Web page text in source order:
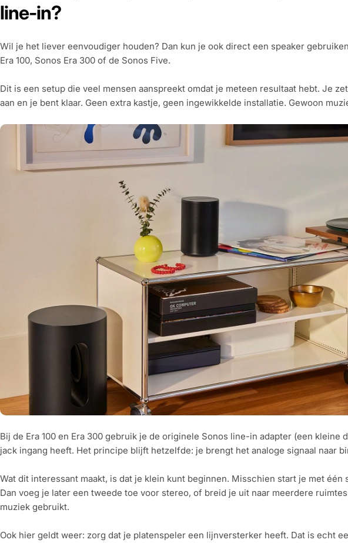
line-in?
Wil je het liever eenvoudiger houden? Dan kun je ook direct een speaker
Era 100, Sonos Era 300 of de Sonos Five.
Dit is een setup die veel mensen aanspreekt omdat je meteen resultaat hebt. Je
aan en je bent klaar. Geen extra kastje, geen ingewikkelde installatie. Gewoon
Bij de Era 100 en Era 300 gebruik je de originele Sonos line-in adapter (een
jack ingang heeft. Het principe blijft hetzelfde: je brengt het analoge signaal naar
Wat dit interessant maakt, is dat je klein kunt beginnen. Misschien start je met één
Dan voeg je later een tweede toe voor stereo, of breid je uit naar meerdere
muziek gebruikt.
Ook hier geldt weer: zorg dat je platenspeler een lijnversterker heeft. Dat is echt